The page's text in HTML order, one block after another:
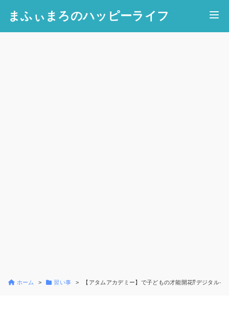
まふぃまろのハッピーライフ
ホーム 習い事 【アタムアカデミー】で子どもの才能開花⁉デジタルイ